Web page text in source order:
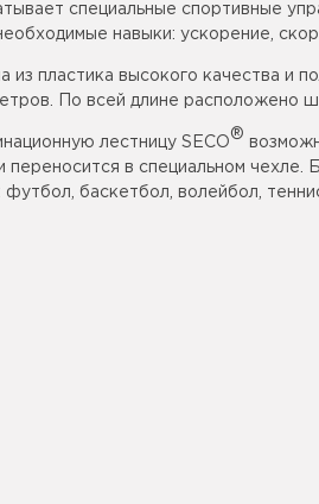
специальные спортивные
навыки: ускорение,
из пластика высокого качества и
По всей длине расположено
лестницу SECO
®
переносится в специальном чехле.
футбол, баскетбол, волейбол,